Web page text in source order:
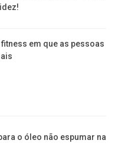
em que as pessoas
o óleo não espumar na